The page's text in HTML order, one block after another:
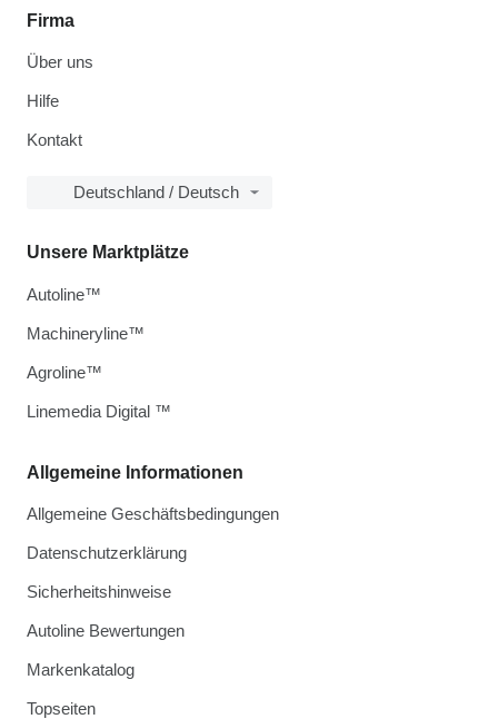
Firma
Über uns
Hilfe
Kontakt
Deutschland / Deutsch
Allgemeine Informationen
Allgemeine Geschäftsbedingungen
Datenschutzerklärung
Sicherheitshinweise
Autoline Bewertungen
Markenkatalog
Topseiten
Unsere Marktplätze
Autoline™
Machineryline™
Agroline™
Linemedia Digital ™